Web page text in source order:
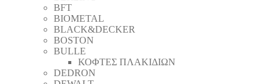
BFT
BIOMETAL
BLACK&DECKER
BOSTON
BULLE
ΚΟΦΤΕΣ ΠΛΑΚΙΔΙΩΝ
DEDRON